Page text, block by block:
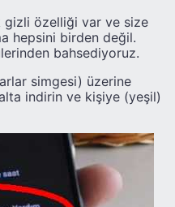
özelliği var ve size
hepsini birden değil.
bahsediyoruz.
simgesi) üzerine
alta indirin ve kişiye (yeşil)